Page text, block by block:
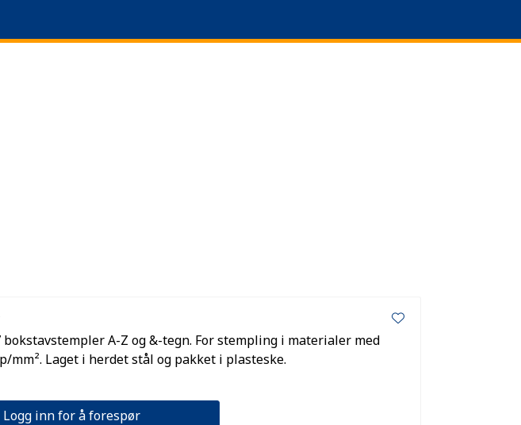
A-Z og &-tegn. For stempling i materialer med
Laget i herdet stål og pakket i plasteske.
Logg inn for å forespør